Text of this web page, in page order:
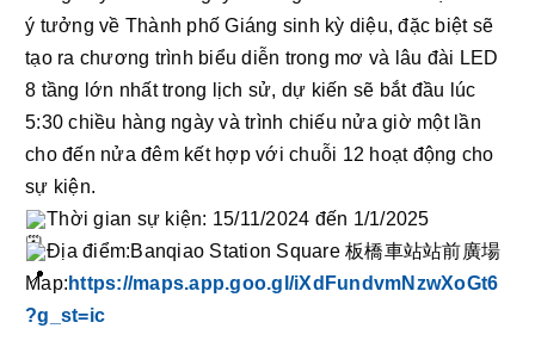
ý tưởng về Thành phố Giáng sinh kỳ diệu, đặc biệt sẽ
tạo ra chương trình biểu diễn trong mơ và lâu đài LED
8 tầng lớn nhất trong lịch sử, dự kiến ​​sẽ bắt đầu lúc
5:30 chiều hàng ngày và trình chiếu nửa giờ một lần
cho đến nửa đêm kết hợp với chuỗi 12 hoạt động cho
sự kiện.
Thời gian sự kiện: 15/11/2024 đến 1/1/2025
Địa điểm:Banqiao Station Square 板橋車站站前廣場
Map: https://maps.app.goo.gl/iXdFundvmNzwXoGt6
?g_st=ic